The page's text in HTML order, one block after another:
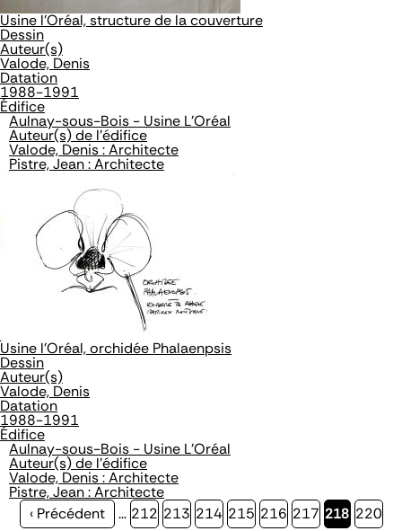
Usine l'Oréal, structure de la couverture
Dessin
Auteur(s)
Valode, Denis
Datation
1988-1991
Édifice
Aulnay-sous-Bois - Usine L'Oréal
Auteur(s) de l'édifice
Valode, Denis : Architecte
Pistre, Jean : Architecte
Usine l'Oréal, orchidée Phalaenpsis
Dessin
Auteur(s)
Valode, Denis
Datation
1988-1991
Édifice
Aulnay-sous-Bois - Usine L'Oréal
Auteur(s) de l'édifice
Valode, Denis : Architecte
Pistre, Jean : Architecte
Page
‹ Précédent … Page
212 Page
213 Page
214 Page
215 Page
216 Page
217 Page
218 Page
220